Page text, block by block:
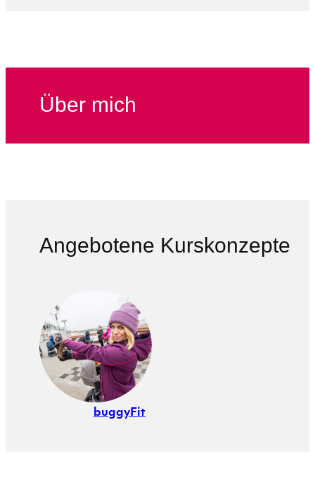
Über mich
Angebotene Kurskonzepte
buggyFit